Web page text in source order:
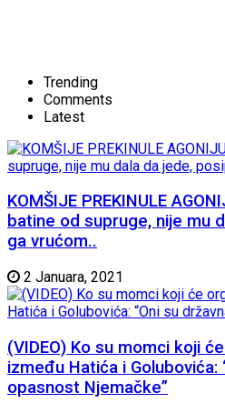
Trending
Comments
Latest
KOMŠIJE PREKINULE
batine od supruge, nije mu
ga vrućom..
2 Januara, 2021
(VIDEO) Ko su momci koji
između Hatića i Golubovića:
opasnost Njemačke”